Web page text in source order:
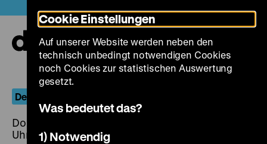
zum
Seiteninhalt
springen
Des Morgens helle Schwingen
Donnerstag, 07. Dezember 2017, 20.00 - 00.00
Uhr
Cookie Einstellungen
Auf unserer Website werden neben den
technisch unbedingt notwendigen Cookies
noch Cookies zur statistischen Auswertung
gesetzt.
Was bedeutet das?
1) Notwendig